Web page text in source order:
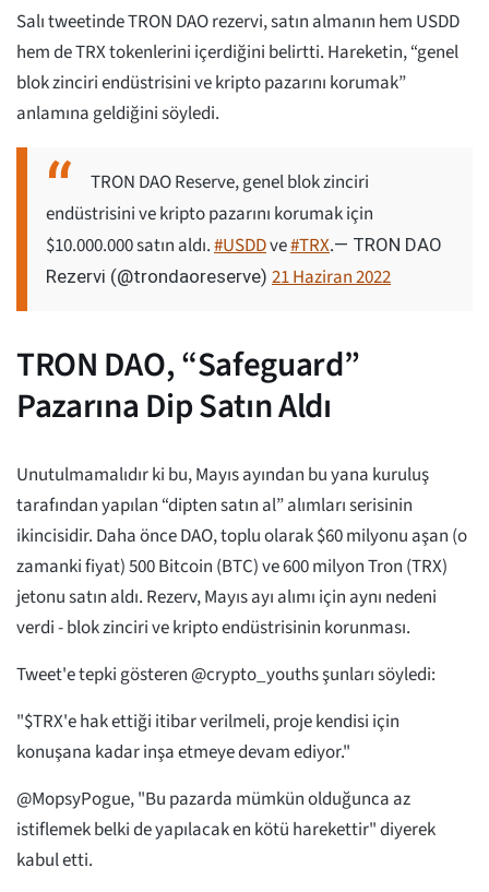
Salı tweetinde TRON DAO rezervi, satın almanın hem USDD
hem de TRX tokenlerini içerdiğini belirtti. Hareketin, “genel
blok zinciri endüstrisini ve kripto pazarını korumak”
anlamına geldiğini söyledi.
TRON DAO Reserve, genel blok zinciri
endüstrisini ve kripto pazarını korumak için
$10.000.000 satın aldı.#USDDve#TRX.— TRON DAO
Rezervi (@trondaoreserve) 21 Haziran 2022
TRON DAO, “Safeguard”
Pazarına Dip Satın Aldı
Unutulmamalıdır ki bu, Mayıs ayından bu yana kuruluş
tarafından yapılan “dipten satın al” alımları serisinin
ikincisidir. Daha önce DAO, toplu olarak $60 milyonu aşan (o
zamanki fiyat) 500 Bitcoin (BTC) ve 600 milyon Tron (TRX)
jetonu satın aldı. Rezerv, Mayıs ayı alımı için aynı nedeni
verdi - blok zinciri ve kripto endüstrisinin korunması.
Tweet'e tepki gösteren @crypto_youths şunları söyledi:
"$TRX'e hak ettiği itibar verilmeli, proje kendisi için
konuşana kadar inşa etmeye devam ediyor."
@MopsyPogue, "Bu pazarda mümkün olduğunca az
istiflemek belki de yapılacak en kötü harekettir" diyerek
kabul etti.